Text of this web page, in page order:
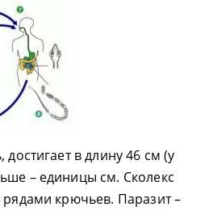
в длину 46 см (у
– единицы см. Сколекс
крючьев. Паразит –